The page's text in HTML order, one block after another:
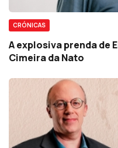
CRÓNICAS
A explosiva prenda de
Cimeira da Nato